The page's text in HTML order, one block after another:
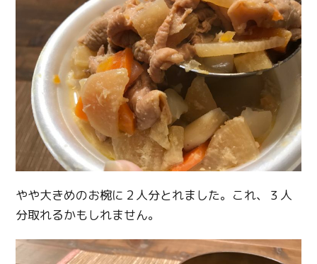
やや大きめのお椀に２人分とれました。これ、３人
分取れるかもしれません。